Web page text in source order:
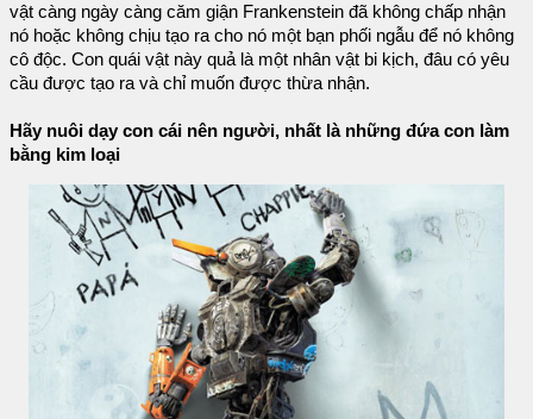
vật càng ngày càng căm giận Frankenstein đã không chấp nhận
nó hoặc không chịu tạo ra cho nó một bạn phối ngẫu để nó không
cô độc. Con quái vật này quả là một nhân vật bi kịch, đâu có yêu
cầu được tạo ra và chỉ muốn được thừa nhận.
Hãy nuôi dạy con cái nên người, nhất là những đứa con làm
bằng kim loại